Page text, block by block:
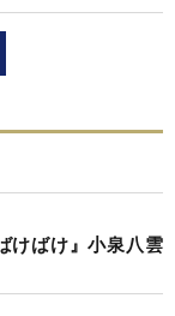
けばけ』小泉八雲